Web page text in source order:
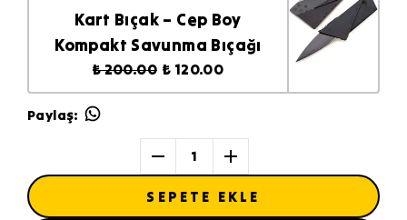
Kart Bıçak – Cep Boy
Kompakt Savunma Bıçağı
₺ 200.00 ₺ 120.00
Paylaş:
1
SEPETE EKLE